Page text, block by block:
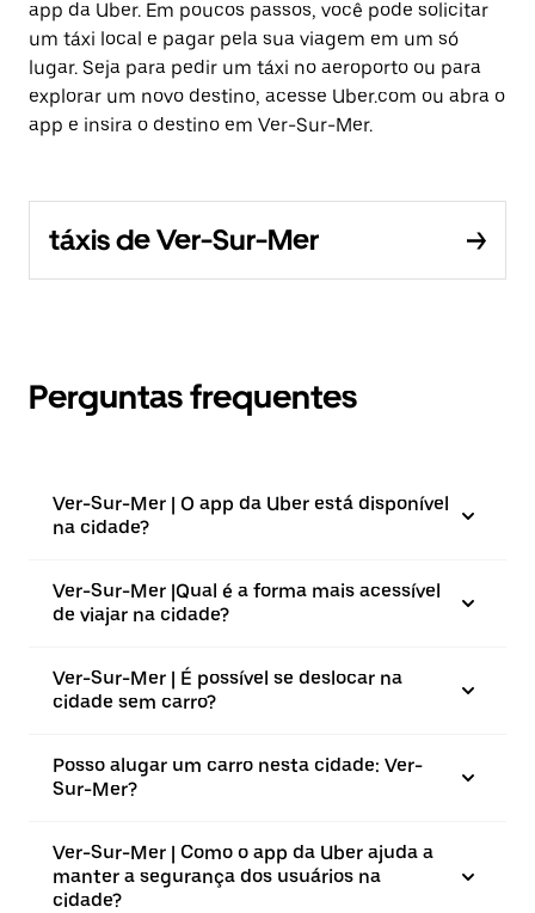
app da Uber. Em poucos passos, você pode solicitar
um táxi local e pagar pela sua viagem em um só
lugar. Seja para pedir um táxi no aeroporto ou para
explorar um novo destino, acesse Uber.com ou abra o
app e insira o destino em Ver-Sur-Mer.
táxis de Ver-Sur-Mer
Perguntas frequentes
Ver-Sur-Mer | O app da Uber está disponível
na cidade?
Ver-Sur-Mer |⁠Qual é a forma mais acessível
de viajar na cidade?
Ver-Sur-Mer | É possível se deslocar na
cidade sem carro?
Posso alugar um carro nesta cidade: Ver-
Sur-Mer?
Ver-Sur-Mer | Como o app da Uber ajuda a
manter a segurança dos usuários na
cidade?